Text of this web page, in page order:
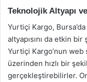
Teknolojik Altyapı
Yurtiçi Kargo,
altyapısını da etkin
Yurtiçi Kargo’nun web
üzerinden hızlı bir
gerçekleştirebilirler.